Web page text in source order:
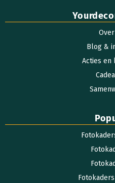
Blog &
Acties en